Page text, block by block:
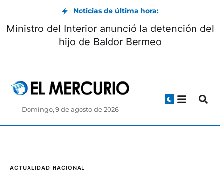
Noticias de última hora:
Ministro del Interior anunció la detención del
hijo de Baldor Bermeo
Domingo, 9 de agosto de 2026
ACTUALIDAD NACIONAL